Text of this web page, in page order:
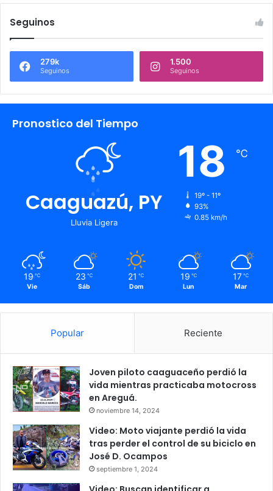
Seguinos
279k
Seguinos
1.500
Seguinos
Pronostico del Tiempo
Caaguazú, PY
Lluvia Ligera
18 ℃
19º - 11º
93%
0.85 km/h
19 ℃
Vie
23 ℃
Sáb
21 ℃
Dom
19 ℃
Lun
17 ℃
Mar
Popular Reciente
Joven piloto caaguaceño perdió la
vida mientras practicaba motocross
en Areguá.
noviembre 14, 2024
Video: Moto viajante perdió la vida
tras perder el control de su biciclo en
José D. Ocampos
septiembre 1, 2024